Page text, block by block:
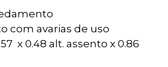
com avarias de uso
x 0.48 alt. assento x 0.86